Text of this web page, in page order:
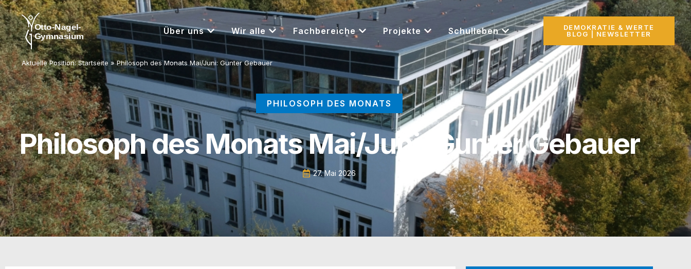
Über uns Wir alle Fachbereiche Projekte Schulleben
DEMOKRATIE & WERTE
BLOG | NEWSLETTER
Aktuelle Position:Startseite »Philosoph des Monats Mai/Juni: Gunter Gebauer
PHILOSOPH DES MONATS
Philosoph des Monats Mai/​Juni: Gunter Gebauer
27. Mai 2026